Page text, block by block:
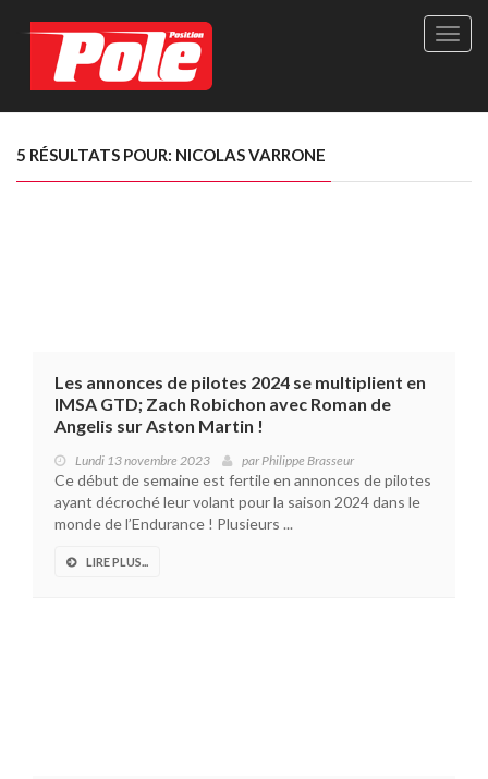
Site
Le
5 RÉSULTATS POUR: NICOLAS VARRONE
Les annonces de pilotes 2024 se multiplient en
IMSA GTD; Zach Robichon avec Roman de
Angelis sur Aston Martin !
Lundi 13 novembre 2023 parPhilippe Brasseur
Ce début de semaine est fertile en annonces de pilotes
ayant décroché leur volant pour la saison 2024 dans le
monde de l’Endurance ! Plusieurs ...
LIRE PLUS...